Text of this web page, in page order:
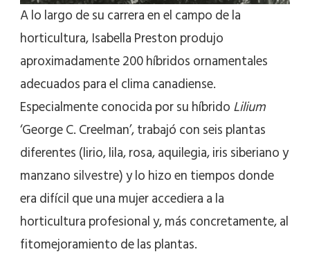
A lo largo de su carrera en el campo de la
horticultura, Isabella Preston produjo
aproximadamente 200 híbridos ornamentales
adecuados para el clima canadiense.
Especialmente conocida por su híbridoLilium
‘George C. Creelman’, trabajó con seis plantas
diferentes (lirio, lila, rosa, aquilegia, iris siberiano y
manzano silvestre) y lo hizo en tiempos donde
era difícil que una mujer accediera a la
horticultura profesional y, más concretamente, al
fitomejoramiento de las plantas.